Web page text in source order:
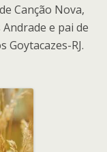
Canção Nova,
e pai de
Goytacazes-RJ.